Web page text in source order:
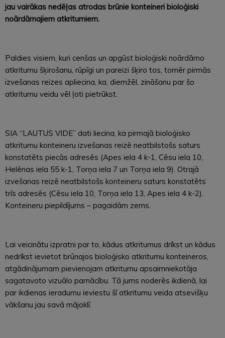
jau vairākas nedēļas atrodas brūnie konteineri bioloģiski
noārdāmajiem atkritumiem.
Paldies visiem, kuri cenšas un apgūst bioloģiski noārdāmo
atkritumu šķirošanu, rūpīgi un pareizi šķiro tos, tomēr pirmās
izvešanas reizes apliecina, ka, diemžēl, zināšanu par šo
atkritumu veidu vēl ļoti pietrūkst.
SIA “LAUTUS VIDE” dati liecina, ka pirmajā bioloģisko
atkritumu konteineru izvešanas reizē neatbilstošs saturs
konstatēts piecās adresēs (Apes iela 4 k-1, Cēsu iela 10,
Helēnas iela 55 k-1, Torņa iela 7 un Torņa iela 9). Otrajā
izvešanas reizē neatbilstošs konteineru saturs konstatēts
trīs adresēs (Cēsu iela 10, Torņa iela 13, Apes iela 4 k-2).
Konteineru piepildījums – pagaidām zems.
Lai veicinātu izpratni par to, kādus atkritumus drīkst un kādus
nedrīkst ievietot brūnajos bioloģisko atkritumu konteineros,
atgādinājumam pievienojam atkritumu apsaimniekotāja
sagatavoto vizuālo pamācību. Tā jums noderēs ikdienā, lai
par ikdienas ieradumu ieviestu šī atkritumu veida atsevišķu
vākšanu jau savā mājoklī.